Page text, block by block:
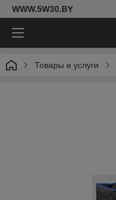
WWW.5W30.BY
Товары и услуги